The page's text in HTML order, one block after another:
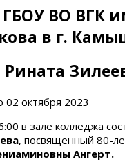
ВО ВГК
в г.
Рината
02 октября 2023
в зале колледжа
, посвященный 80-
Ангерт.